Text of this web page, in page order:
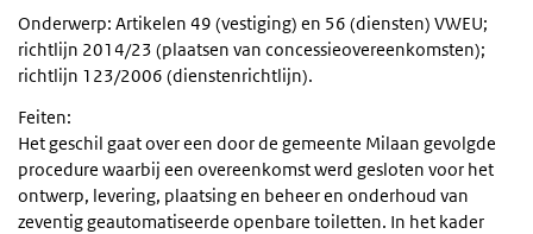
Onderwerp: Artikelen 49 (vestiging) en 56 (diensten) VWEU;
richtlijn 2014/23 (plaatsen van concessieovereenkomsten);
richtlijn 123/2006 (dienstenrichtlijn).
Feiten:
Het geschil gaat over een door de gemeente Milaan gevolgde
procedure waarbij een overeenkomst werd gesloten voor het
ontwerp, levering, plaatsing en beheer en onderhoud van
zeventig geautomatiseerde openbare toiletten. In het kader